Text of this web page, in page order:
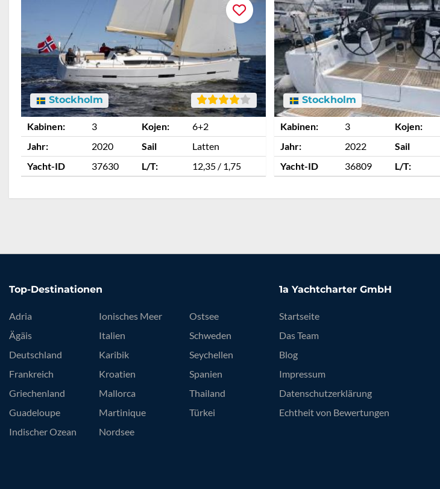
Stockholm
Kabinen: 3 Kojen:
6+2
Jahr:
2020 Sail
Latten
Yacht-ID
37630 L/T: 12,35 / 1,75
Stockholm
Kabinen: 3 Kojen:
Jahr:
2022 Sail
Yacht-ID
36809 L/T:
Top-Destinationen
Adria
Ägäis
Deutschland
Frankreich
Griechenland
Guadeloupe
Indischer Ozean
Ionisches Meer
Italien
Karibik
Kroatien
Mallorca
Martinique
Nordsee
Ostsee
Schweden
Seychellen
Spanien
Thailand
Türkei
1a Yachtcharter GmbH
Startseite
Das Team
Blog
Impressum
Datenschutzerklärung
Echtheit von Bewertungen